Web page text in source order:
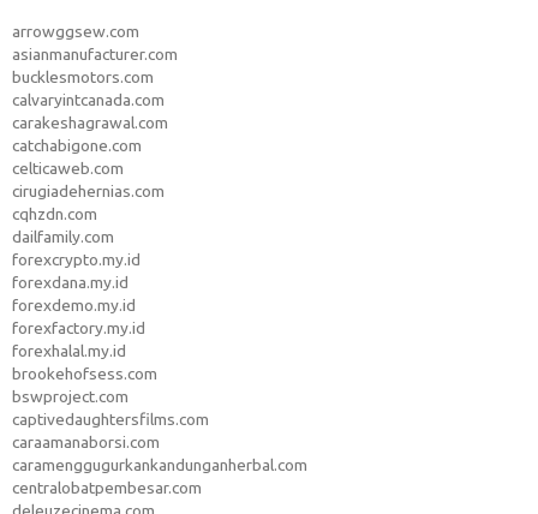
arrowggsew.com
asianmanufacturer.com
bucklesmotors.com
calvaryintcanada.com
carakeshagrawal.com
catchabigone.com
celticaweb.com
cirugiadehernias.com
cqhzdn.com
dailfamily.com
forexcrypto.my.id
forexdana.my.id
forexdemo.my.id
forexfactory.my.id
forexhalal.my.id
brookehofsess.com
bswproject.com
captivedaughtersfilms.com
caraamanaborsi.com
caramenggugurkankandunganherbal.com
centralobatpembesar.com